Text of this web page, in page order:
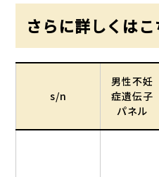
さらに詳しくはこ
s/n
男性不妊
症遺伝子
パネル